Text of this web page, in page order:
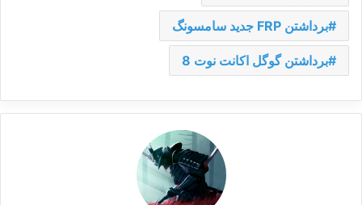
برداشتن FRP جدید سامسونگ
برداشتن گوگل اکانت نوت 8